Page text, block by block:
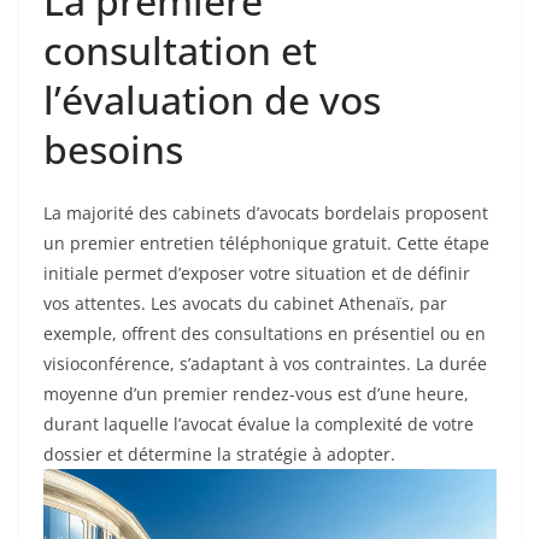
consultation et
l’évaluation de vos
besoins
La majorité des cabinets d’avocats bordelais proposent
un premier entretien téléphonique gratuit. Cette étape
initiale permet d’exposer votre situation et de définir
vos attentes. Les avocats du cabinet Athenaïs, par
exemple, offrent des consultations en présentiel ou en
visioconférence, s’adaptant à vos contraintes. La durée
moyenne d’un premier rendez-vous est d’une heure,
durant laquelle l’avocat évalue la complexité de votre
dossier et détermine la stratégie à adopter.